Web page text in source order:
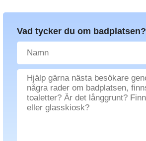
Vad tycker du om badplatsen?